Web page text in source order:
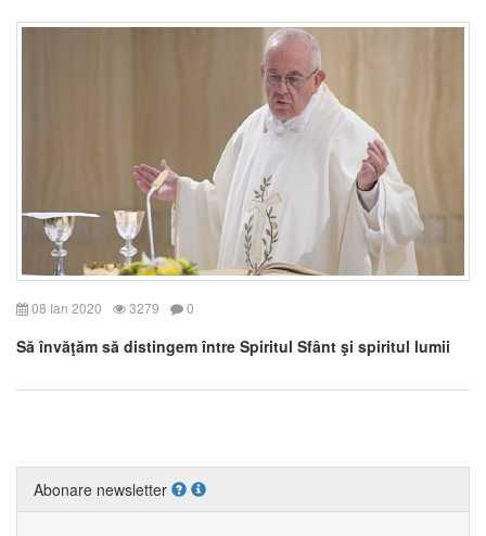
08 Ian 2020 3279 0
Să învăţăm să distingem între Spiritul Sfânt şi spiritul lumii
Abonare newsletter